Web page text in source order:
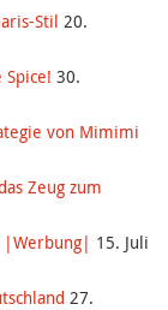
Stil 20.
Spice! 30.
von Mimimi
Zeug zum
|Werbung| 15. Juli
27.